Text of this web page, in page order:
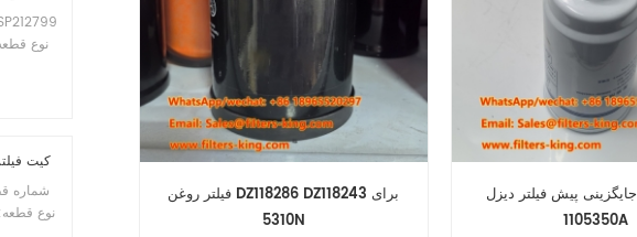
نوع
کیت فیلتر هوا
نوع
فیلتر روغن DZ118286 DZ118243 برای
5310N
جایگزینی پیش فیلتر دیزل A60B00-
1105350A